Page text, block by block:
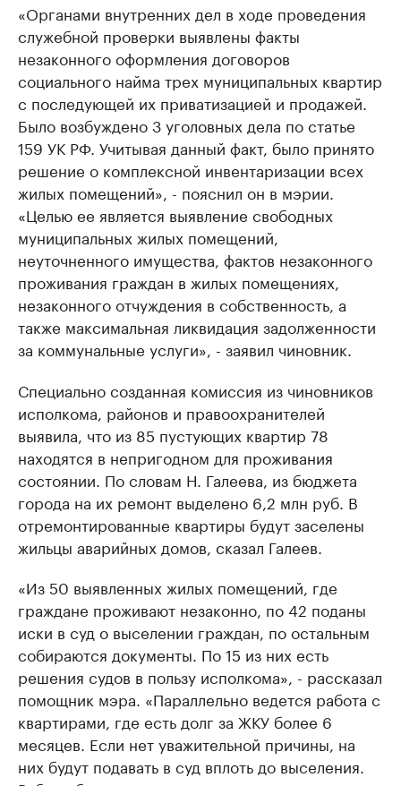
«Органами внутренних дел в ходе проведения
служебной проверки выявлены факты
незаконного оформления договоров
социального найма трех муниципальных квартир
с последующей их приватизацией и продажей.
Было возбуждено 3 уголовных дела по статье
159 УК РФ. Учитывая данный факт, было принято
решение о комплексной инвентаризации всех
жилых помещений», - пояснил он в мэрии.
«Целью ее является выявление свободных
муниципальных жилых помещений,
неуточненного имущества, фактов незаконного
проживания граждан в жилых помещениях,
незаконного отчуждения в собственность, а
также максимальная ликвидация задолженности
за коммунальные услуги», - заявил чиновник.
Специально созданная комиссия из чиновников
исполкома, районов и правоохранителей
выявила, что из 85 пустующих квартир 78
находятся в непригодном для проживания
состоянии. По словам Н. Галеева, из бюджета
города на их ремонт выделено 6,2 млн руб. В
отремонтированные квартиры будут заселены
жильцы аварийных домов, сказал Галеев.
«Из 50 выявленных жилых помещений, где
граждане проживают незаконно, по 42 поданы
иски в суд о выселении граждан, по остальным
собираются документы. По 15 из них есть
решения судов в пользу исполкома», - рассказал
помощник мэра. «Параллельно ведется работа с
квартирами, где есть долг за ЖКУ более 6
месяцев. Если нет уважительной причины, на
них будут подавать в суд вплоть до выселения.